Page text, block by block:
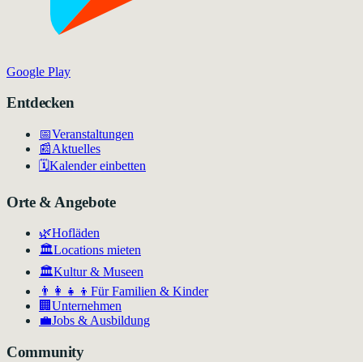
Google Play
Entdecken
📅Veranstaltungen
📰Aktuelles
🗓️Kalender einbetten
Orte & Angebote
🌿Hofläden
🏛️Locations mieten
🏛Kultur & Museen
👨‍👩‍👧‍👦 Für Familien & Kinder
🏢 Unternehmen
💼Jobs & Ausbildung
Community